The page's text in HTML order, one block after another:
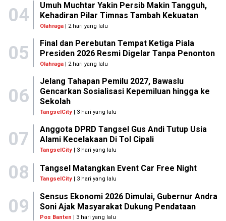
04
Umuh Muchtar Yakin Persib Makin Tangguh,
Kehadiran Pilar Timnas Tambah Kekuatan
Olahraga| 2 hari yang lalu
05
Final dan Perebutan Tempat Ketiga Piala
Presiden 2026 Resmi Digelar Tanpa Penonton
Olahraga| 2 hari yang lalu
06
Jelang Tahapan Pemilu 2027, Bawaslu
Gencarkan Sosialisasi Kepemiluan hingga ke
Sekolah
TangselCity| 3 hari yang lalu
07
Anggota DPRD Tangsel Gus Andi Tutup Usia
Alami Kecelakaan Di Tol Cipali
TangselCity| 3 hari yang lalu
08 Tangsel Matangkan Event Car Free Night
TangselCity | 3 hari yang lalu
09
Sensus Ekonomi 2026 Dimulai, Gubernur Andra
Soni Ajak Masyarakat Dukung Pendataan
Pos Banten | 3 hari yang lalu